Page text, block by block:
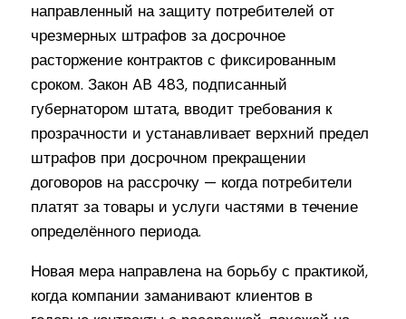
направленный на защиту потребителей от
чрезмерных штрафов за досрочное
расторжение контрактов с фиксированным
сроком. Закон AB 483, подписанный
губернатором штата, вводит требования к
прозрачности и устанавливает верхний предел
штрафов при досрочном прекращении
договоров на рассрочку — когда потребители
платят за товары и услуги частями в течение
определённого периода.
Новая мера направлена на борьбу с практикой,
когда компании заманивают клиентов в